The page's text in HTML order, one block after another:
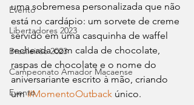
Evento
Libertadores 2023
Brasileirão 2023
Campeonato Amador Macaense
Evento
uma sobremesa personalizada que não
está no cardápio: um sorvete de creme
servido em uma casquinha de waffel
recheada com calda de chocolate,
raspas de chocolate e o nome do
aniversariante escrito à mão, criando
um #MomentoOutback único.